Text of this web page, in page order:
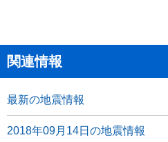
関連情報
最新の地震情報
2018年09月14日の地震情報